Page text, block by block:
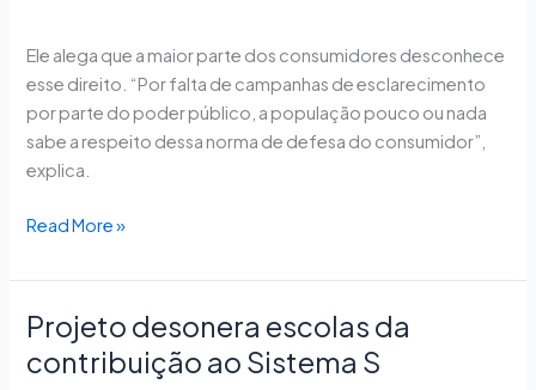
Ele alega que a maior parte dos consumidores desconhece
esse direito. “Por falta de campanhas de esclarecimento
por parte do poder público, a população pouco ou nada
sabe a respeito dessa norma de defesa do consumidor”,
explica.
Read More »
Projeto desonera escolas da
contribuição ao Sistema S
Projeto
desonera
escolas